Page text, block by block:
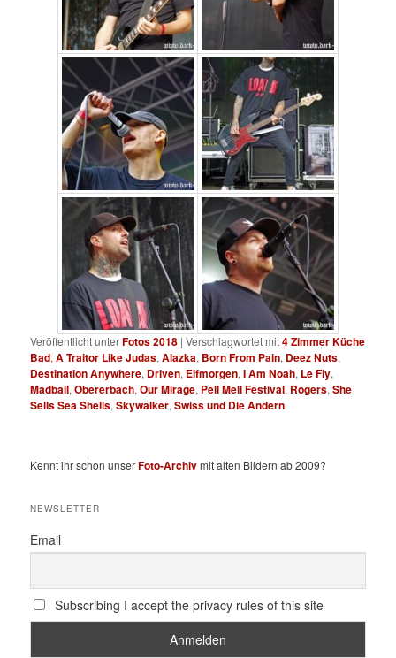
Veröffentlicht unterFotos 2018 |Verschlagwortet mit4 Zimmer Küche
Bad,A Traitor Like Judas,Alazka, Born From Pain, Deez Nuts,
Destination Anywhere, Driven, Elfmorgen,I Am Noah, Le Fly,
Madball,Obererbach,Our Mirage, Pell Mell Festival, Rogers,She
Sells Sea Shells,Skywalker,Swiss und Die Andern
Kennt ihr schon unserFoto-Archivmit alten Bildern ab 2009?
NEWSLETTER
Email
Subscribing I accept the privacy rules of this site